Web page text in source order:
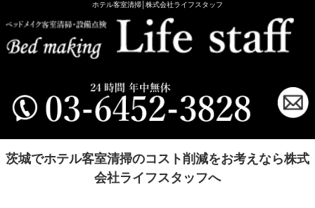
ホテル客室清掃│株式会社ライフスタッフ
茨城でホテル客室清掃のコスト削減をお考えなら株式
会社ライフスタッフへ